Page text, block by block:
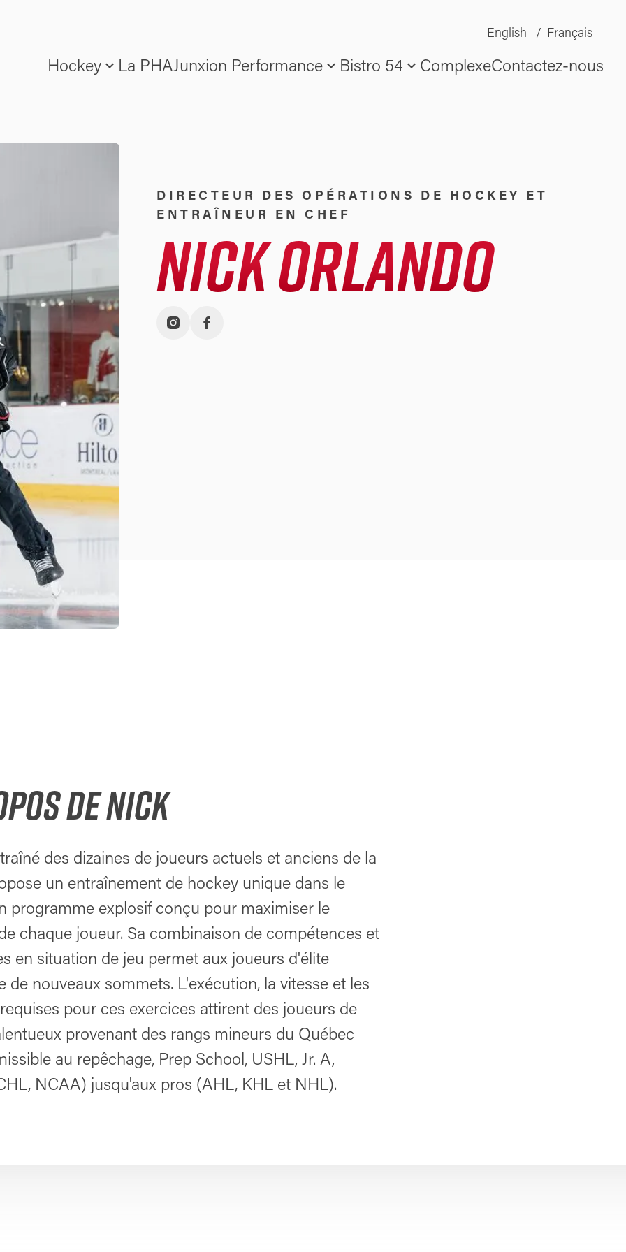
English Français
Hockey expand_more La PHAJunxion Performance expand_more Bistro 54 expand_more ComplexeContactez-nous
DIRECTEUR DES OPÉRATIONS DE HOCKEY ET
ENTRAÎNEUR EN CHEF
NICK ORLANDO
DE NICK
des dizaines de joueurs actuels et anciens de la
un entraînement de hockey unique dans le
programme explosif conçu pour maximiser le
chaque joueur. Sa combinaison de compétences et
en situation de jeu permet aux joueurs d'élite
de nouveaux sommets. L'exécution, la vitesse et les
pour ces exercices attirent des joueurs de
provenant des rangs mineurs du Québec
au repêchage, Prep School, USHL, Jr. A,
NCAA) jusqu'aux pros (AHL, KHL et NHL).